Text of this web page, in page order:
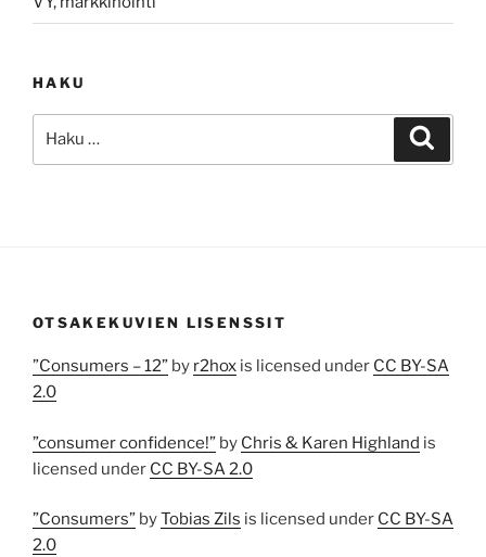
HAKU
OTSAKEKUVIEN LISENSSIT
”Consumers – 12” by r2hox is licensed under CC BY-SA
2.0
”consumer confidence!” by Chris & Karen Highland is
licensed under CC BY-SA 2.0
”Consumers” byTobias Zils is licensed under CC BY-SA
2.0